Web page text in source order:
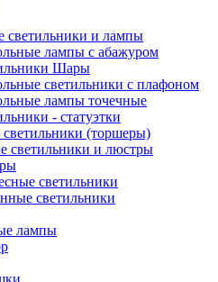
светильники и лампы
лампы с абажуром
Шары
светильники с плафоном
лампы точечные
- статуэтки
(торшеры)
светильники и люстры
светильники
светильники
лампы